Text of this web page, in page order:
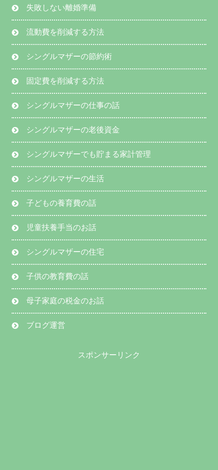
失敗しない離婚準備
流動費を削減する方法
シングルマザーの節約術
固定費を削減する方法
シングルマザーの仕事の話
シングルマザーの老後資金
シングルマザーでも貯まる家計管理
シングルマザーの生活
子どもの養育費の話
児童扶養手当のお話
シングルマザーの住宅
子供の教育費の話
母子家庭の税金のお話
ブログ運営
スポンサーリンク